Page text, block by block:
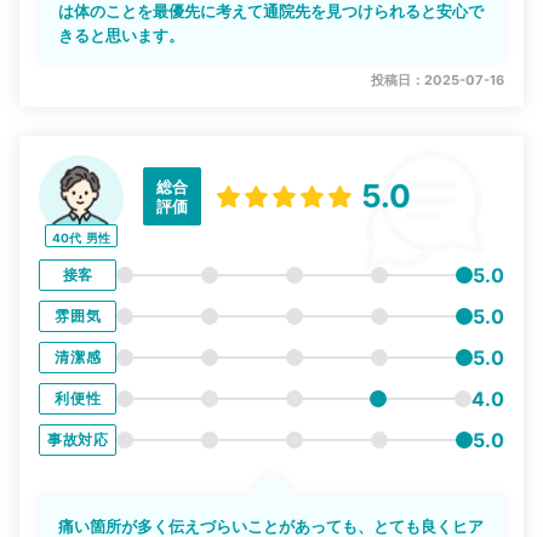
は体のことを最優先に考えて通院先を見つけられると安心で
きると思います。
投稿日：2025-07-16
40代 男性
総合
評価
5.0
接客 5.0
雰囲気 5.0
清潔感 5.0
利便性 4.0
事故対応 5.0
痛い箇所が多く伝えづらいことがあっても、とても良くヒア